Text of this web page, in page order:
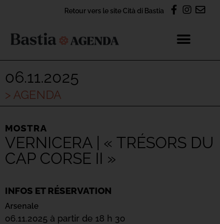
Retour vers le site Cità di Bastia
06.11.2025
> AGENDA
MOSTRA
VERNICERA | « TRÉSORS DU
CAP CORSE II »
INFOS ET RÉSERVATION
Arsenale
06.11.2025 à partir de 18 h 30